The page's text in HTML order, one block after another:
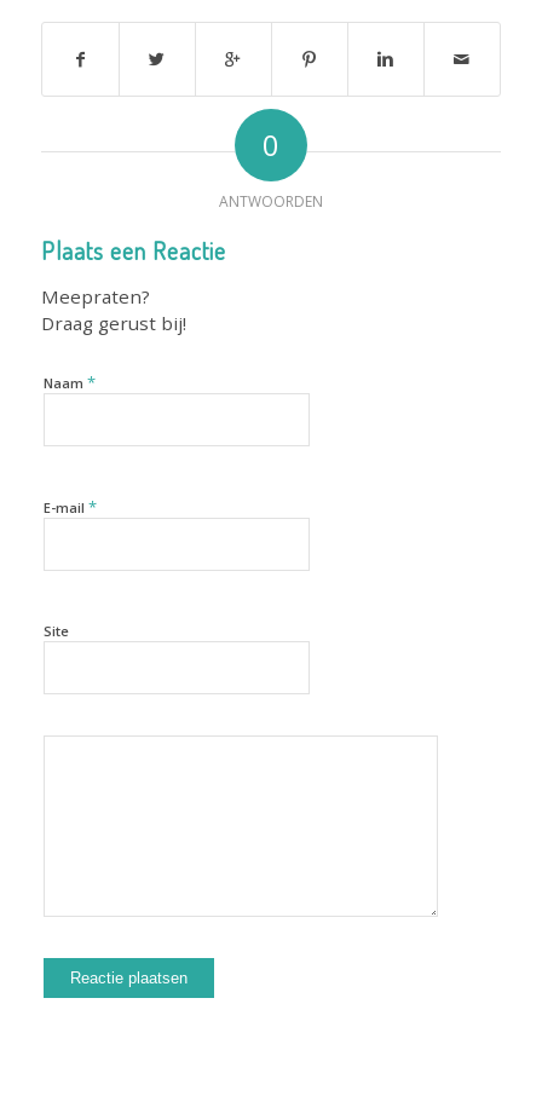
0
ANTWOORDEN
Plaats een Reactie
Meepraten?
Draag gerust bij!
Naam *
E-mail *
Site